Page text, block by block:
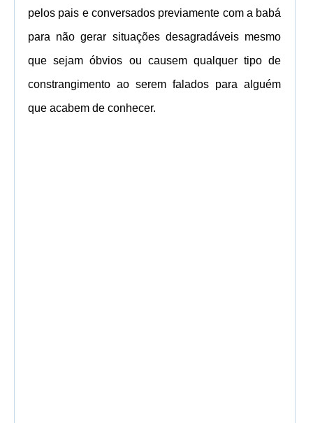
pelos pais e conversados previamente com a babá
para não gerar situações desagradáveis mesmo
que sejam óbvios ou causem qualquer tipo de
constrangimento ao serem falados para alguém
que acabem de conhecer.